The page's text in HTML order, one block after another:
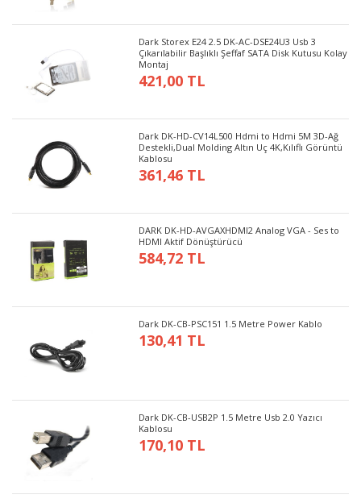
Dark Storex E24 2.5 DK-AC-DSE24U3 Usb 3
Çıkarılabilir Başlıklı Şeffaf SATA Disk Kutusu Kolay
Montaj
421,00 TL
Dark DK-HD-CV14L500 Hdmi to Hdmi 5M 3D-Ağ
Destekli,Dual Molding Altın Uç 4K,Kılıflı Görüntü
Kablosu
361,46 TL
DARK DK-HD-AVGAXHDMI2 Analog VGA - Ses to
HDMI Aktif Dönüştürücü
584,72 TL
Dark DK-CB-PSC151 1.5 Metre Power Kablo
130,41 TL
Dark DK-CB-USB2P 1.5 Metre Usb 2.0 Yazıcı
Kablosu
170,10 TL